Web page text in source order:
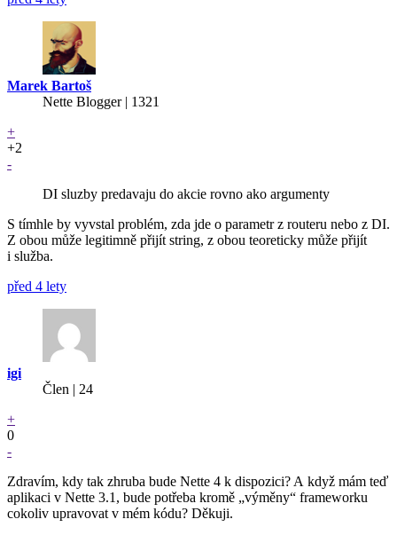
Marek Bartoš
Nette Blogger | 1321
+
+2
-
DI sluzby predavaju do akcie rovno ako argumenty
S tímhle by vyvstal problém, zda jde o parametr z routeru nebo z DI.
Z obou může legitimně přijít string, z obou teoreticky může přijít
i služba.
před 4 lety
igi
Člen | 24
+
0
-
Zdravím, kdy tak zhruba bude Nette 4 k dispozici? A když mám teď
aplikaci v Nette 3.1, bude potřeba kromě „výměny“ frameworku
cokoliv upravovat v mém kódu? Děkuji.